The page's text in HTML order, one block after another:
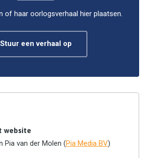
of haar oorlogsverhaal hier plaatsen.
Stuur een verhaal op
website
Pia van der Molen (Pia Media BV)